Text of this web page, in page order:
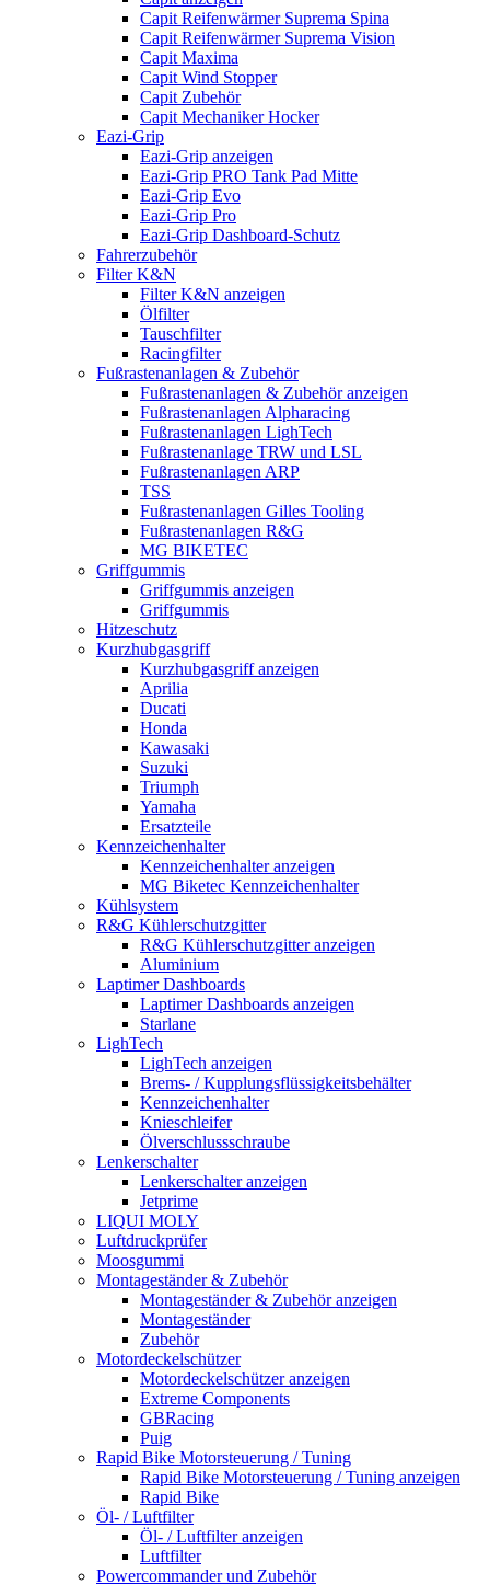
Capit Reifenwärmer Suprema Spina
Capit Reifenwärmer Suprema Vision
Capit Maxima
Capit Wind Stopper
Capit Zubehör
Capit Mechaniker Hocker
Eazi-Grip
Eazi-Grip anzeigen
Eazi-Grip PRO Tank Pad Mitte
Eazi-Grip Evo
Eazi-Grip Pro
Eazi-Grip Dashboard-Schutz
Fahrerzubehör
Filter K&N
Filter K&N anzeigen
Ölfilter
Tauschfilter
Racingfilter
Fußrastenanlagen & Zubehör
Fußrastenanlagen & Zubehör anzeigen
Fußrastenanlagen Alpharacing
Fußrastenanlagen LighTech
Fußrastenanlage TRW und LSL
Fußrastenanlagen ARP
TSS
Fußrastenanlagen Gilles Tooling
Fußrastenanlagen R&G
MG BIKETEC
Griffgummis
Griffgummis anzeigen
Griffgummis
Hitzeschutz
Kurzhubgasgriff
Kurzhubgasgriff anzeigen
Aprilia
Ducati
Honda
Kawasaki
Suzuki
Triumph
Yamaha
Ersatzteile
Kennzeichenhalter
Kennzeichenhalter anzeigen
MG Biketec Kennzeichenhalter
Kühlsystem
R&G Kühlerschutzgitter
R&G Kühlerschutzgitter anzeigen
Aluminium
Laptimer Dashboards
Laptimer Dashboards anzeigen
Starlane
LighTech
LighTech anzeigen
Brems- / Kupplungsflüssigkeitsbehälter
Kennzeichenhalter
Knieschleifer
Ölverschlussschraube
Lenkerschalter
Lenkerschalter anzeigen
Jetprime
LIQUI MOLY
Luftdruckprüfer
Moosgummi
Montageständer & Zubehör
Montageständer & Zubehör anzeigen
Montageständer
Zubehör
Motordeckelschützer
Motordeckelschützer anzeigen
Extreme Components
GBRacing
Puig
Rapid Bike Motorsteuerung / Tuning
Rapid Bike Motorsteuerung / Tuning anzeigen
Rapid Bike
Öl- / Luftfilter
Öl- / Luftfilter anzeigen
Luftfilter
Powercommander und Zubehör